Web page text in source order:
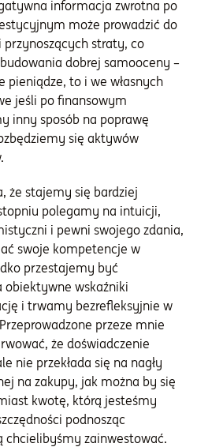
informacja zwrotna po
może prowadzić do
straty, co
dobrej samooceny –
pieniądze, to i we własnych
jeśli po finansowym
inny sposób na poprawę
się aktywów
że stajemy się bardziej
polegamy na intuicji,
i pewni swojego zdania,
swoje kompetencje w
przestajemy być
obiektywne wskaźniki
i trwamy bezrefleksyjnie w
przeze mnie
że doświadczenie
nie przekłada się na nagły
na zakupy, jak można by się
kwotę, którą jesteśmy
podnosząc
chcielibyśmy zainwestować.